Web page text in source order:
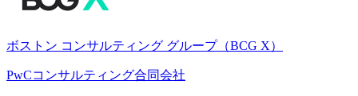
ボストン コンサルティング グループ（BCG X）
PwCコンサルティング合同会社